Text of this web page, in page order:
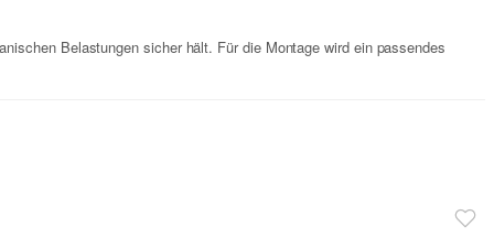
Belastungen sicher hält. Für die Montage wird ein passendes